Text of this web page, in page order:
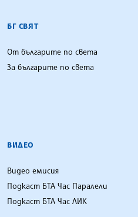
БГ СВЯТ
От българите по света
За българите по света
ВИДЕО
Видео емисия
Подкаст БТА Час Паралели
Подкаст БТА Час ЛИК